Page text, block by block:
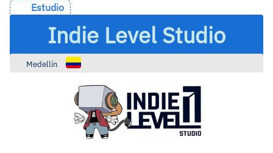
Estudio
Indie Level Studio
Medellín